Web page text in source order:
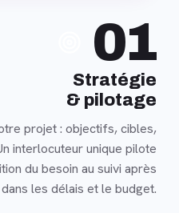
01
Stratégie
& pilotage
projet : objectifs, cibles,
interlocuteur unique pilote
du besoin au suivi après
les délais et le budget.